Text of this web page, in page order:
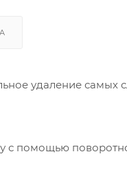
удаление самых
с помощью